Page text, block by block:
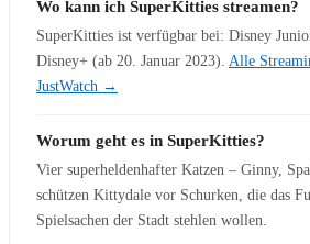
🎭 Musicals & Shows
🎭 Der Teufel
🎭 Die Schöne
🎭
Wo kann ich SuperKitties streamen?
SuperKitties ist verfügbar bei: Disney
Disney+ (ab 20. Januar 2023). Alle
JustWatch →
Worum geht es in SuperKitties?
Vier superheldenhafter Katzen – Ginny,
schützen Kittydale vor Schurken, die das
Spielsachen der Stadt stehlen wollen.